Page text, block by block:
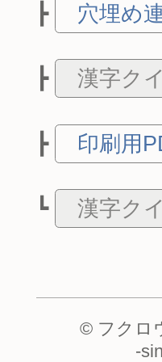
穴埋め
漢字ク
印刷用
漢字ク
© フクロ
-